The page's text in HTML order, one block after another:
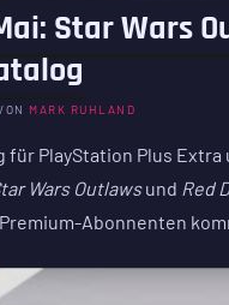
Star Wars
MARK RUHLAND
PlayStation Plus
Wars Outlawsund Red
Abonnenten